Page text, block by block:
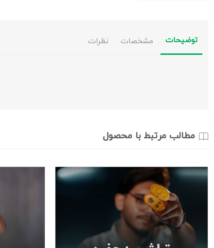
توضیحات مشخصات نظرات
مطالب مرتبط با محصول